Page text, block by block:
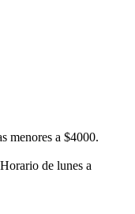
menores a $4000.
de lunes a